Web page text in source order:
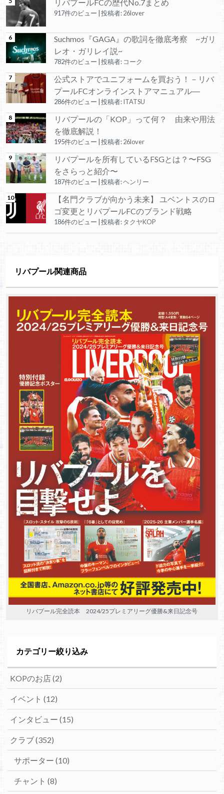
リバプールFCの歴代No.7まとめ
917件のビュー 投稿者:26lover
Suchmos『GAGA』の歌詞を徹底考察 ~ガリ
レオ・ガリレイ説~
782件のビュー 投稿者: コーク
公式ストアでユニフォームを買おう！－リバ
プールFCオンラインストアマニュアル―
286件のビュー 投稿者:ITATSU
リバプールの「KOP」って何？ 由来や用法
を徹底解説！
195件のビュー 投稿者:26lover
リバプールを所有しているFSGとは？〜FSG
をさらっと紹介〜
187件のビュー 投稿者:ヘンリー
【名門クラブが向かう未来】 ユベントスのロ
ゴ変更とリバプールFCのブランド戦略
186件のビュー 投稿者: タクヤKOP
リバプール関連商品
リバプール完全読本 2024/25プレミアリーグ優勝&来日記念号
カテゴリー絞り込み
KOPのお店(2)
イベント (12)
インタビュー (15)
クラブ(352)
サポーター (10)
チャント (8)